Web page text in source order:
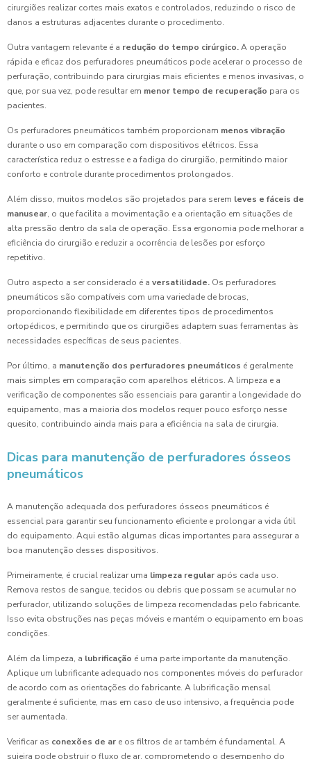
cirurgiões realizar cortes mais exatos e controlados, reduzindo o risco de
danos a estruturas adjacentes durante o procedimento.
Outra vantagem relevante é a redução do tempo cirúrgico.A operação
rápida e eficaz dos perfuradores pneumáticos pode acelerar o processo de
perfuração, contribuindo para cirurgias mais eficientes e menos invasivas, o
que, por sua vez, pode resultar em menor tempo de recuperação para os
pacientes.
Os perfuradores pneumáticos também proporcionam menos vibração
durante o uso em comparação com dispositivos elétricos. Essa
característica reduz o estresse e a fadiga do cirurgião, permitindo maior
conforto e controle durante procedimentos prolongados.
Além disso, muitos modelos são projetados para serem leves e fáceis de
manusear, o que facilita a movimentação e a orientação em situações de
alta pressão dentro da sala de operação. Essa ergonomia pode melhorar a
eficiência do cirurgião e reduzir a ocorrência de lesões por esforço
repetitivo.
Outro aspecto a ser considerado é a versatilidade. Os perfuradores
pneumáticos são compatíveis com uma variedade de brocas,
proporcionando flexibilidade em diferentes tipos de procedimentos
ortopédicos, e permitindo que os cirurgiões adaptem suas ferramentas às
necessidades específicas de seus pacientes.
Por último, a manutenção dos perfuradores pneumáticos é geralmente
mais simples em comparação com aparelhos elétricos. A limpeza e a
verificação de componentes são essenciais para garantir a longevidade do
equipamento, mas a maioria dos modelos requer pouco esforço nesse
quesito, contribuindo ainda mais para a eficiência na sala de cirurgia.
Dicas para manutenção de perfuradores ósseos
pneumáticos
A manutenção adequada dos perfuradores ósseos pneumáticos é
essencial para garantir seu funcionamento eficiente e prolongar a vida útil
do equipamento. Aqui estão algumas dicas importantes para assegurar a
boa manutenção desses dispositivos.
Primeiramente, é crucial realizar uma limpeza regular após cada uso.
Remova restos de sangue, tecidos ou debris que possam se acumular no
perfurador, utilizando soluções de limpeza recomendadas pelo fabricante.
Isso evita obstruções nas peças móveis e mantém o equipamento em boas
condições.
Além da limpeza, a lubrificação é uma parte importante da manutenção.
Aplique um lubrificante adequado nos componentes móveis do perfurador
de acordo com as orientações do fabricante. A lubrificação mensal
geralmente é suficiente, mas em caso de uso intensivo, a frequência pode
ser aumentada.
Verificar as conexões de ar e os filtros de ar também é fundamental. A
sujeira pode obstruir o fluxo de ar, comprometendo o desempenho do